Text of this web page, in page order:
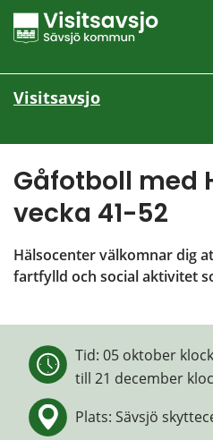
Visitsavsjo
Gåfotboll med
vecka 41-52
Hälsocenter välkomnar dig
fartfylld och social aktivitet
Tid: 05 oktober
till 21 december
Plats: Sävsjö